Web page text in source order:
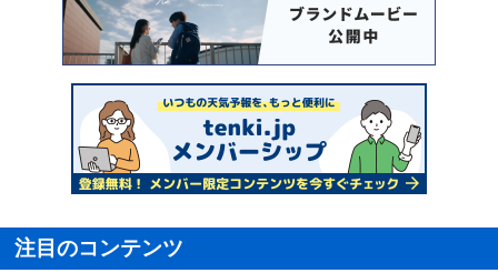
注目のコンテンツ